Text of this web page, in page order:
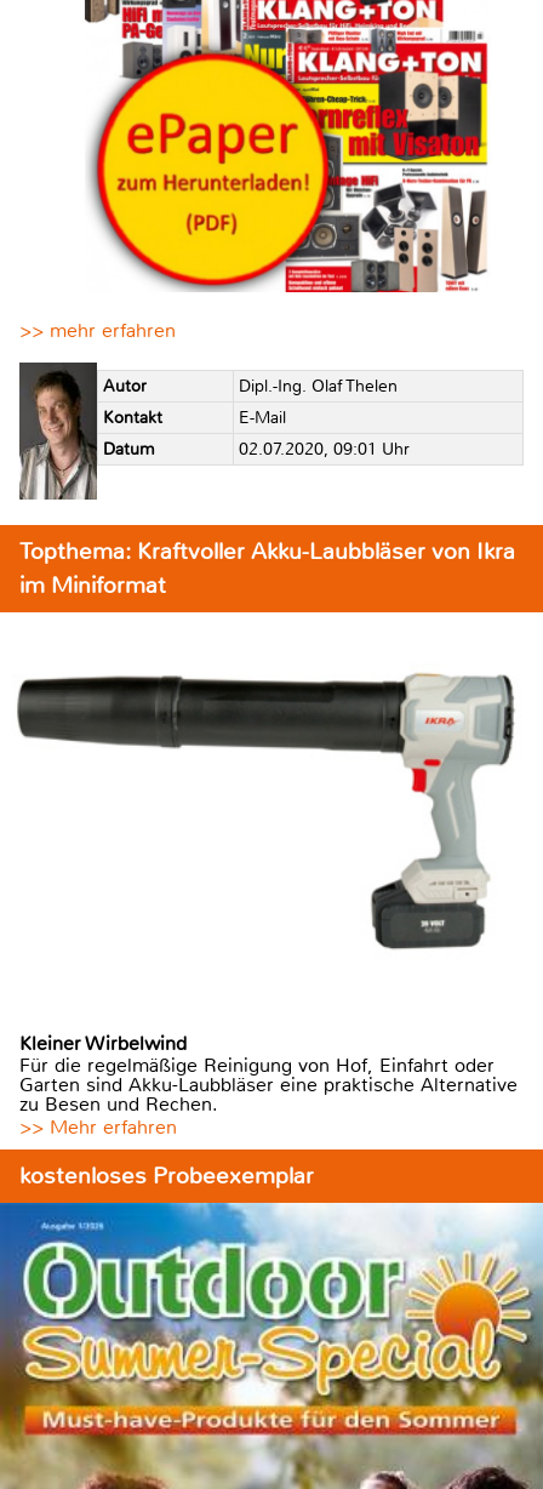
>> mehr erfahren
Autor
Dipl.-Ing. Olaf Thelen
Kontakt
E-Mail
Datum
02.07.2020, 09:01 Uhr
Topthema: Kraftvoller Akku-Laubbläser von Ikra
im Miniformat
Kleiner Wirbelwind
Für die regelmäßige Reinigung von Hof, Einfahrt oder
Garten sind Akku-Laubbläser eine praktische Alternative
zu Besen und Rechen.
>> Mehr erfahren
kostenloses Probeexemplar